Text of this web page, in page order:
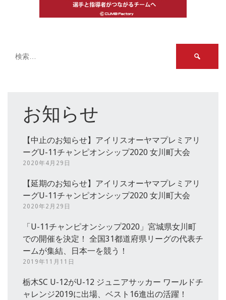
お知らせ
【中止のお知らせ】アイリスオーヤマプレミアリ
ーグU-11チャンピオンシップ2020 女川町大会
2020年4月29日
【延期のお知らせ】アイリスオーヤマプレミアリ
ーグU-11チャンピオンシップ2020 女川町大会
2020年2月29日
「U-11チャンピオンシップ2020」宮城県女川町
での開催を決定！ 全国31都道府県リーグの代表チ
ームが集結、日本一を競う！
2019年11月11日
栃木SC U-12がU-12 ジュニアサッカー ワールドチ
ャレンジ2019に出場、ベスト16進出の活躍！